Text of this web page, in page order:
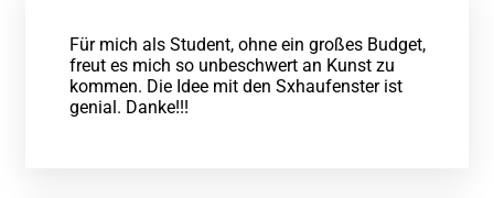
Für mich als Student, ohne ein großes Budget,
freut es mich so unbeschwert an Kunst zu
kommen. Die Idee mit den Sxhaufenster ist
genial. Danke!!!